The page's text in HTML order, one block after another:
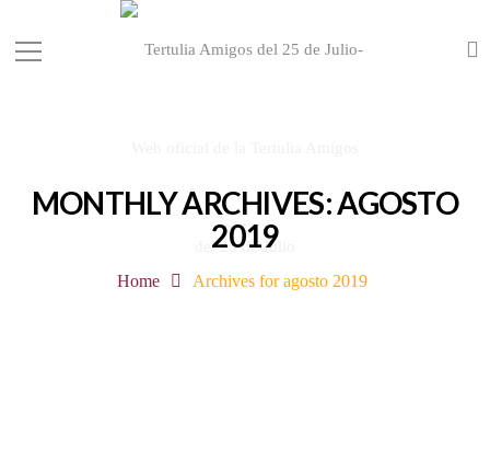
MONTHLY ARCHIVES: AGOSTO
2019
Home Archives for agosto 2019